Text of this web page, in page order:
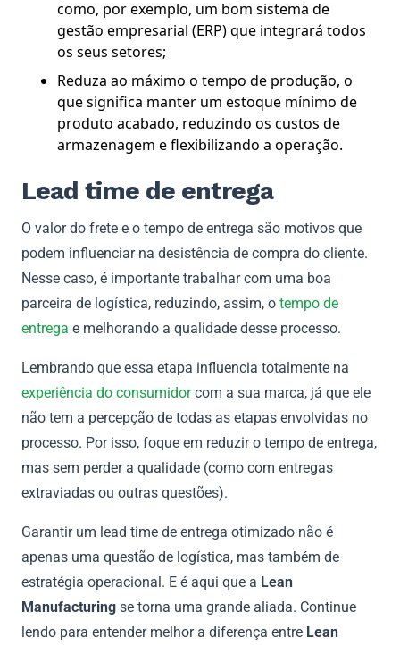
como, por exemplo, um bom sistema de
gestão empresarial (ERP) que integrará todos
os seus setores;
Reduza ao máximo o tempo de produção, o
que significa manter um estoque mínimo de
produto acabado, reduzindo os custos de
armazenagem e flexibilizando a operação.
Lead time de entrega
O valor do frete e o tempo de entrega são motivos que
podem influenciar na desistência de compra do cliente.
Nesse caso, é importante trabalhar com uma boa
parceira de logística, reduzindo, assim, o tempo de
entrega e melhorando a qualidade desse processo.
Lembrando que essa etapa influencia totalmente na
experiência do consumidorcom a sua marca, já que ele
não tem a percepção de todas as etapas envolvidas no
processo. Por isso, foque em reduzir o tempo de entrega,
mas sem perder a qualidade (como com entregas
extraviadas ou outras questões).
Garantir um lead time de entrega otimizado não é
apenas uma questão de logística, mas também de
estratégia operacional. E é aqui que a Lean
Manufacturing se torna uma grande aliada. Continue
lendo para entender melhor a diferença entre Lean